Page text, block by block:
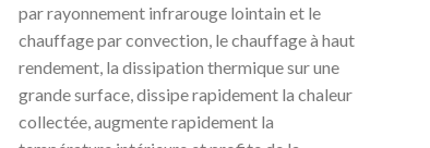
par rayonnement infrarouge lointain et le
chauffage par convection, le chauffage à haut
rendement, la dissipation thermique sur une
grande surface, dissipe rapidement la chaleur
collectée, augmente rapidement la